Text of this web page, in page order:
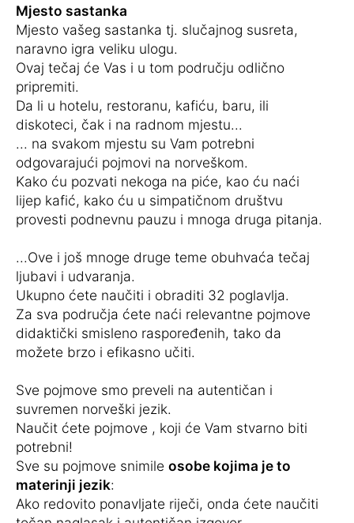
Mjesto sastanka
Mjesto vašeg sastanka tj. slučajnog susreta,
naravno igra veliku ulogu.
Ovaj tečaj će Vas i u tom području odlično
pripremiti.
Da li u hotelu, restoranu, kafiću, baru, ili
diskoteci, čak i na radnom mjestu...
... na svakom mjestu su Vam potrebni
odgovarajući pojmovi na norveškom.
Kako ću pozvati nekoga na piće, kao ću naći
lijep kafić, kako ću u simpatičnom društvu
provesti podnevnu pauzu i mnoga druga pitanja.
...Ove i još mnoge druge teme obuhvaća tečaj
ljubavi i udvaranja.
Ukupno ćete naučiti i obraditi 32 poglavlja.
Za sva područja ćete naći relevantne pojmove
didaktički smisleno raspoređenih, tako da
možete brzo i efikasno učiti.
Sve pojmove smo preveli na autentičan i
suvremen norveški jezik.
Naučit ćete pojmove , koji će Vam stvarno biti
potrebni!
Sve su pojmove snimile osobe kojima je to
materinji jezik:
Ako redovito ponavljate riječi, onda ćete naučiti